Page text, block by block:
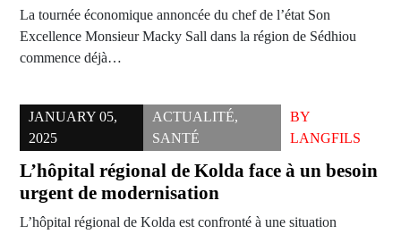
La tournée économique annoncée du chef de l’état Son
Excellence Monsieur Macky Sall dans la région de Sédhiou
commence déjà…
JANUARY 05,
2025
ACTUALITÉ,
SANTÉ
BY
LANGFILS
L’hôpital régional de Kolda face à un besoin
urgent de modernisation
L’hôpital régional de Kolda est confronté à une situation